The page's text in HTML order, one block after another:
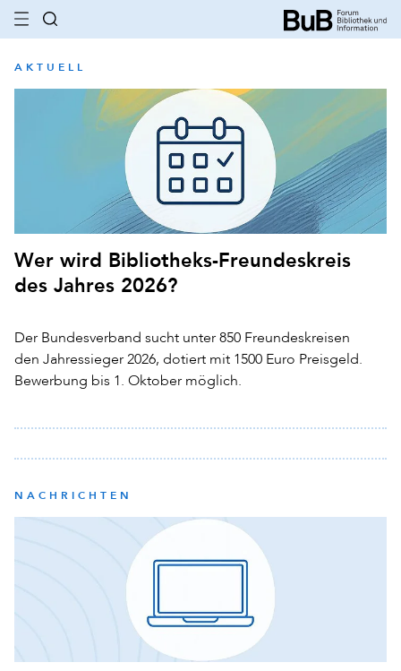
AKTUELL
Wer wird Bibliotheks-Freundeskreis
des Jahres 2026?
Der Bundesverband sucht unter 850 Freundeskreisen
den Jahressieger 2026, dotiert mit 1500 Euro Preisgeld.
Bewerbung bis 1. Oktober möglich.
NACHRICHTEN